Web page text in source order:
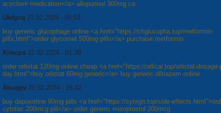
acyclovir medication</a> allopurinol 300mg ca
Ukdycq 22.02.2024 - 06:53
buy generic glucophage online <a href="https://chglucopha.top/metformin-
pills.html">order glycomet 500mg pills</a> purchase metformin
Ximcpa 22.02.2024 - 01:38
order orlistat 120mg online cheap <a href="https://orlical.top/orlistat-dosage-
day.html">buy orlistat 60mg generic</a> buy generic diltiazem online
Abuqgv 20.02.2024 - 16:42
buy dapoxetine 90mg pills <a href="https://cytxgn.top/side-
cytotec 200mcg pill</a> order generic misoprostol 200mcg